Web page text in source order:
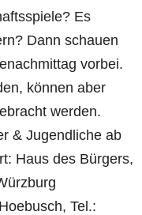
Es
Dann schauen
vorbei.
können aber
werden.
& Jugendliche ab
Haus des Bürgers,
Tel.: